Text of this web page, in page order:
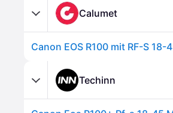
Calumet
Canon EOS R100 mit RF-S 18-
Techinn